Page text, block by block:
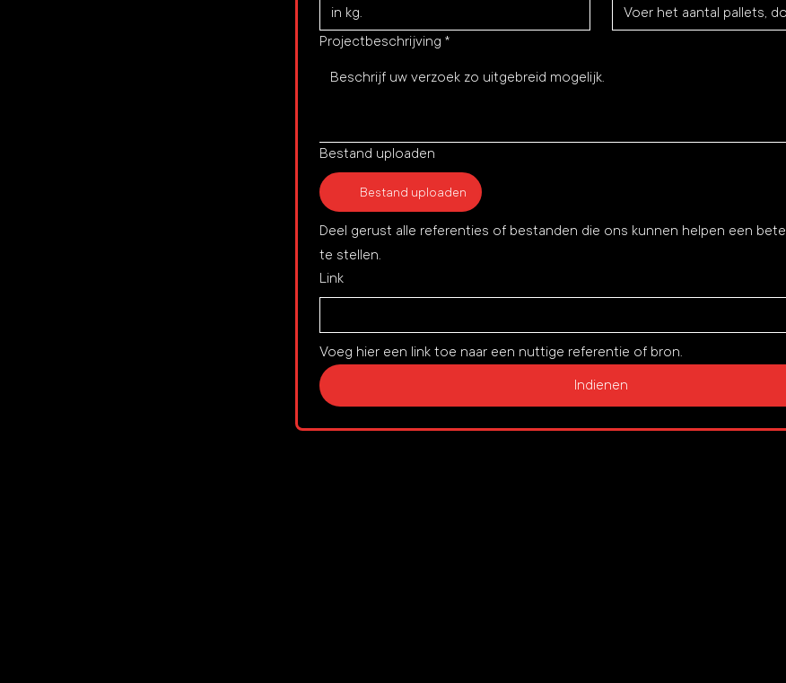
Projectbeschrijving *
Bestand uploaden
Bestand uploaden
Deel gerust alle referenties of bestanden die ons kunnen helpen een
te stellen.
Link
Voeg hier een link toe naar een nuttige referentie of bron.
Indienen